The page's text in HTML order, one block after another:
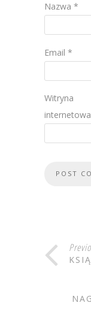
Nazwa *
Email *
Witryna
internetowa